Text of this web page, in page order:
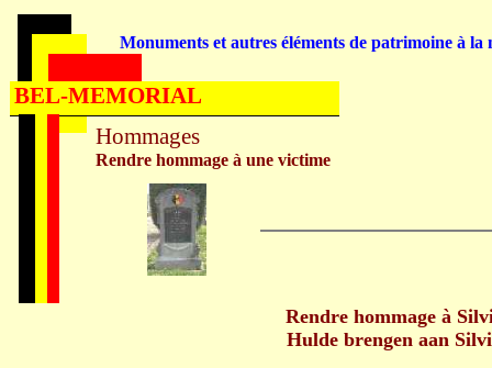
Rendre hommage à
Hulde brengen aan
Hommages
Rendre hommage à une victime
Monuments et autres éléments de patrimoine à la
BEL-MEMORIAL